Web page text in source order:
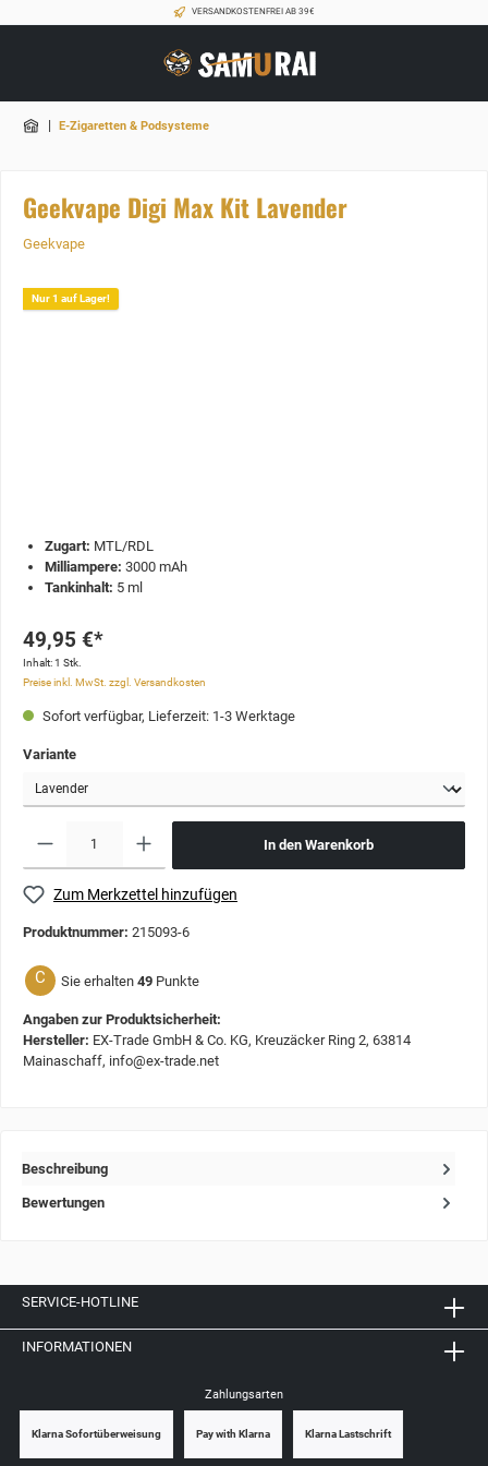
VERSANDKOSTENFREI AB 39€
| E-Zigaretten & Podsysteme
Geekvape Digi Max Kit Lavender
Geekvape
Nur 1 auf Lager!
Zugart: MTL/RDL
Milliampere: 3000 mAh
Tankinhalt: 5 ml
49,95 €*
Inhalt:1 Stk.
Preise inkl. MwSt. zzgl. Versandkosten
Sofort verfügbar, Lieferzeit: 1-3 Werktage
Variante
In den Warenkorb
Zum Merkzettel hinzufügen
Produktnummer: 215093-6
C Sie erhalten 49 Punkte
Angaben zur Produktsicherheit:
Hersteller: EX-Trade GmbH & Co. KG, Kreuzäcker Ring 2, 63814
Mainaschaff, info@ex-trade.net
Beschreibung
Bewertungen
SERVICE-HOTLINE
INFORMATIONEN
Zahlungsarten
Klarna Sofortüberweisung Pay with Klarna Klarna Lastschrift